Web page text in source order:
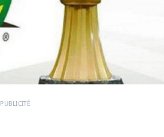
PUBLICITÉ